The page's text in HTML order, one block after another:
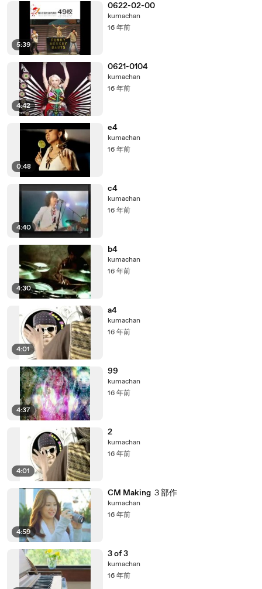
5:39
0622-02-00
kumachan
16 年前
4:42
0621-0104
kumachan
16 年前
0:48
e4
kumachan
16 年前
4:40
c4
kumachan
16 年前
4:30
b4
kumachan
16 年前
4:01
a4
kumachan
16 年前
4:37
99
kumachan
16 年前
4:01
2
kumachan
16 年前
4:59
CM Making ３部作
kumachan
16 年前
3 of 3
kumachan
16 年前